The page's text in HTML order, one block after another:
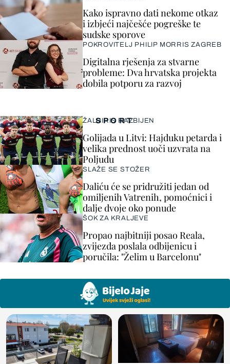
SPORT
ŽALGIRIS RAZBIJEN
Golijada u Litvi: Hajduku petarda i
velika prednost uoči uzvrata na
Poljudu
SLAŽE SE STOŽER
Daliću će se pridružiti jedan od
omiljenih Vatrenih, pomoćnici i
dalje dvoje oko ponude
ŠOK ZA KRALJEVE
Propao najbitniji posao Reala,
zvijezda poslala odbijenicu i
poručila: "Želim u Barcelonu"
Kako ispravno dati nekome otkaz
i izbjeći najčešće pogreške te
sudske sporove
POKROVITELJ PHILIP MORRIS ZAGREB
Digitalna rješenja za stvarne
probleme: Dva hrvatska projekta
dobila potporu za razvoj